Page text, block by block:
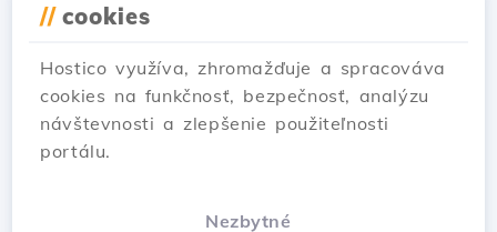
// cookies
Hostico využíva, zhromažďuje a spracováva
cookies na funkčnosť, bezpečnosť, analýzu
návštevnosti a zlepšenie použiteľnosti
portálu.
Nezbytné
Stiahnuť aplikáciu